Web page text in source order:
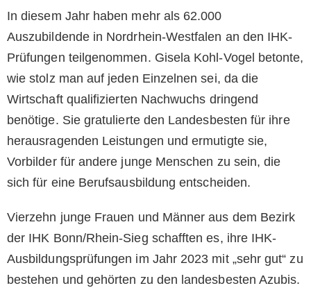
In diesem Jahr haben mehr als 62.000
Auszubildende in Nordrhein-Westfalen an den IHK-
Prüfungen teilgenommen. Gisela Kohl-Vogel betonte,
wie stolz man auf jeden Einzelnen sei, da die
Wirtschaft qualifizierten Nachwuchs dringend
benötige. Sie gratulierte den Landesbesten für ihre
herausragenden Leistungen und ermutigte sie,
Vorbilder für andere junge Menschen zu sein, die
sich für eine Berufsausbildung entscheiden.
Vierzehn junge Frauen und Männer aus dem Bezirk
der IHK Bonn/Rhein-Sieg schafften es, ihre IHK-
Ausbildungsprüfungen im Jahr 2023 mit „sehr gut“ zu
bestehen und gehörten zu den landesbesten Azubis.